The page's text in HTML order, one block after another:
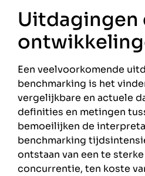
Uitdagingen
Een veelvoorkomende
benchmarking is het
vergelijkbare en actuele
definities en metingen
bemoeilijken de
benchmarking
ontstaan van een te
concurrentie, ten koste